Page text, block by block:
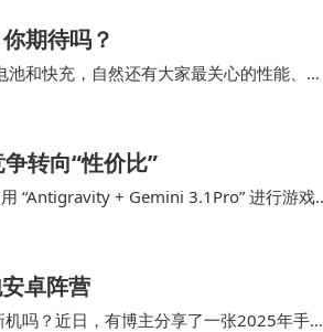
期待吗？
和快充，自然还有大家最关心的性能、影
要换新机的…
转向“性价比”
“Antigravity + Gemini 3.1Pro” 进行游戏
卓阵营
吗？近日，有博主分享了一张2025年手机